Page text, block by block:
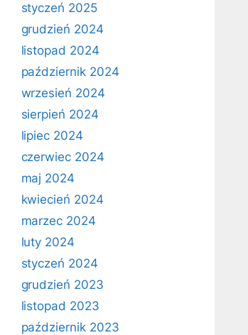
styczeń 2025
grudzień 2024
listopad 2024
październik 2024
wrzesień 2024
sierpień 2024
lipiec 2024
czerwiec 2024
maj 2024
kwiecień 2024
marzec 2024
luty 2024
styczeń 2024
grudzień 2023
listopad 2023
październik 2023